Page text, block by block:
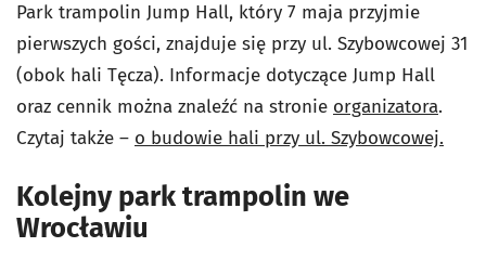
Park trampolin Jump Hall, który 7 maja przyjmie
pierwszych gości, znajduje się przy ul. Szybowcowej 31
(obok hali Tęcza). Informacje dotyczące Jump Hall
oraz cennik można znaleźć na stronie organizatora.
Czytaj także – o budowie hali przy ul. Szybowcowej.
Kolejny park trampolin we
Wrocławiu